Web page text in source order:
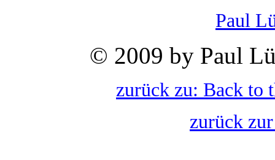
Paul
© 2009 by Paul
zurück zu: Back to
zurück